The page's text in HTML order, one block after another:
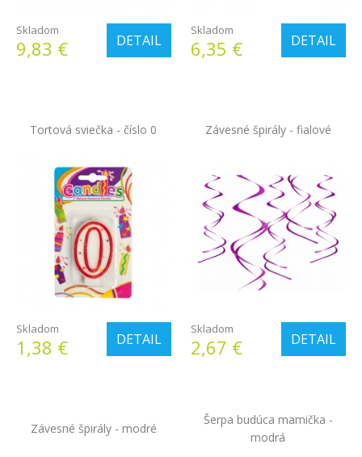
DETAIL
Skladom
9,83 € DETAIL
Skladom
6,35 €
Tortová sviečka - číslo 0
DETAIL
Skladom
1,38 €
Závesné špirály - fialové
DETAIL
Skladom
2,67 €
Závesné špirály - modré
Šerpa budúca mamička -
modrá